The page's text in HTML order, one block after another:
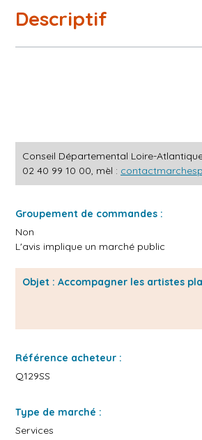
Descriptif
Conseil Départemental Loire-
02 40 99 10 00, mèl :
Groupement de commandes :
Non
L'avis implique un marché public
Objet : Accompagner les artistes
Référence acheteur :
Q129SS
Type de marché :
Services